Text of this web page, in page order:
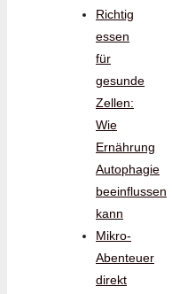
Richtig
essen
für
gesunde
Zellen:
Wie
Ernährung
Autophagie
beeinflussen
kann
Mikro-
Abenteuer
direkt